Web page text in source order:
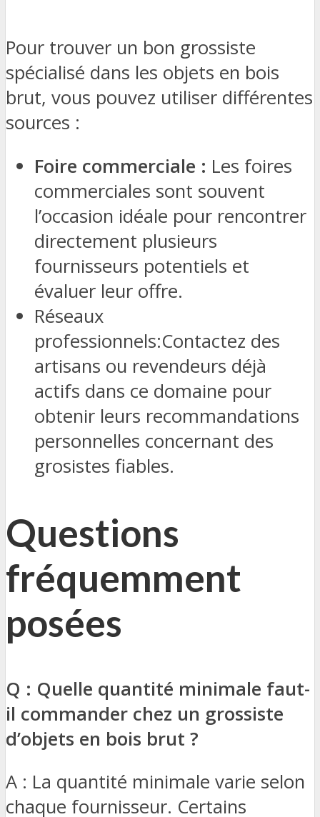
Pour trouver un bon grossiste
spécialisé dans les objets en bois
brut, vous pouvez utiliser différentes
sources :
Foire commerciale : Les foires
commerciales sont souvent
l’occasion idéale pour rencontrer
directement plusieurs
fournisseurs potentiels et
évaluer leur offre.
Réseaux
professionnels:Contactez des
artisans ou revendeurs déjà
actifs dans ce domaine pour
obtenir leurs recommandations
personnelles concernant des
grosistes fiables.
Questions
fréquemment
posées
Q : Quelle quantité minimale faut-
il commander chez un grossiste
d’objets en bois brut ?
A : La quantité minimale varie selon
chaque fournisseur. Certains